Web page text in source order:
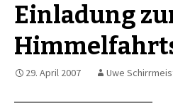
Einladung
29. April 2007 Uwe